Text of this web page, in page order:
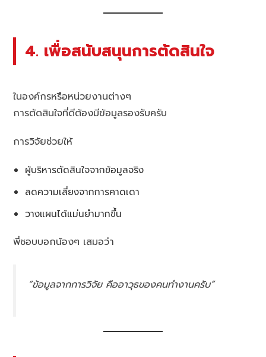
4. เพื่อสนับสนุนการตัดสินใจ
ในองค์กรหรือหน่วยงานต่างๆ
การตัดสินใจที่ดีต้องมีข้อมูลรองรับครับ
การวิจัยช่วยให้
ผู้บริหารตัดสินใจจากข้อมูลจริง
ลดความเสี่ยงจากการคาดเดา
วางแผนได้แม่นยำมากขึ้น
พี่ชอบบอกน้องๆ เสมอว่า
“ข้อมูลจากการวิจัย คืออาวุธของคนทำงานครับ”